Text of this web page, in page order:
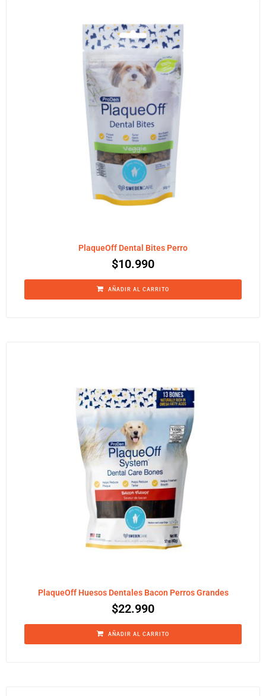
PlaqueOff Dental Bites Perro
$10.990
AÑADIR AL CARRITO
PlaqueOff Huesos Dentales Bacon Perros Grandes
$22.990
AÑADIR AL CARRITO